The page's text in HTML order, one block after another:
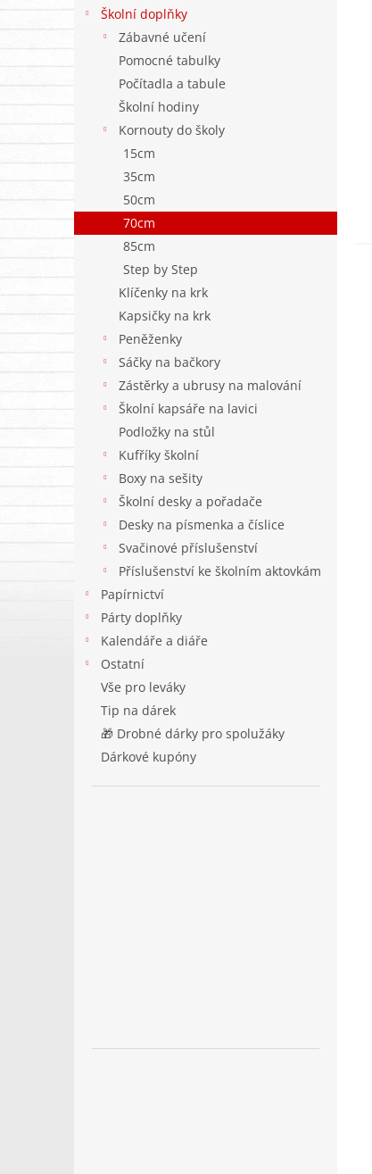
Školní doplňky
Zábavné učení
Pomocné tabulky
Počítadla a tabule
Školní hodiny
Kornouty do školy
15cm
35cm
50cm
70cm
85cm
Step by Step
Klíčenky na krk
Kapsičky na krk
Peněženky
Sáčky na bačkory
Zástěrky a ubrusy na malování
Školní kapsáře na lavici
Podložky na stůl
Kufříky školní
Boxy na sešity
Školní desky a pořadače
Desky na písmenka a číslice
Svačinové příslušenství
Příslušenství ke školním aktovkám
Papírnictví
Párty doplňky
Kalendáře a diáře
Ostatní
Vše pro leváky
Tip na dárek
🎁 Drobné dárky pro spolužáky
Dárkové kupóny